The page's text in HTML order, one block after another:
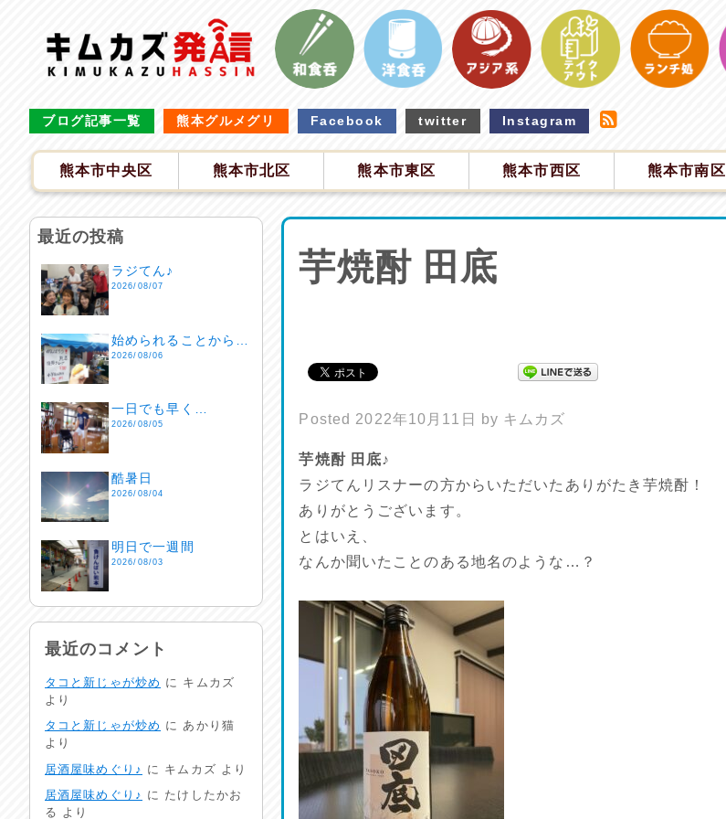
ブログ記事一覧 熊本グルメグリ Facebook twitter Instagram
熊本市中央区 熊本市北区 熊本市東区 熊本市西区 熊本市南区
芋焼酎 田底
Posted 2022年10月11日 by キムカズ
芋焼酎 田底♪
ラジてんリスナーの方からいただいたありがたき芋焼酎！
ありがとうございます。
とはいえ、
なんか聞いたことのある地名のような…？
最近の投稿
ラジてん♪
2026/08/07
始められることから…
2026/08/06
一日でも早く…
2026/08/05
酷暑日
2026/08/04
明日で一週間
2026/08/03
非常時には…
2026/07/31
最近のコメント
タコと新じゃが炒め に キムカズ
より
タコと新じゃが炒め にあかり猫
より
居酒屋味めぐり♪ に キムカズ より
居酒屋味めぐり♪ に たけしたかお
る より